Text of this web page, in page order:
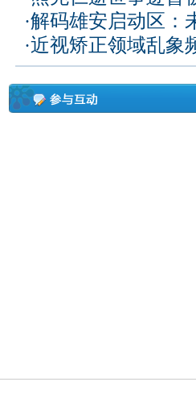
·解码雄安启动区：
·近视矫正领域乱象